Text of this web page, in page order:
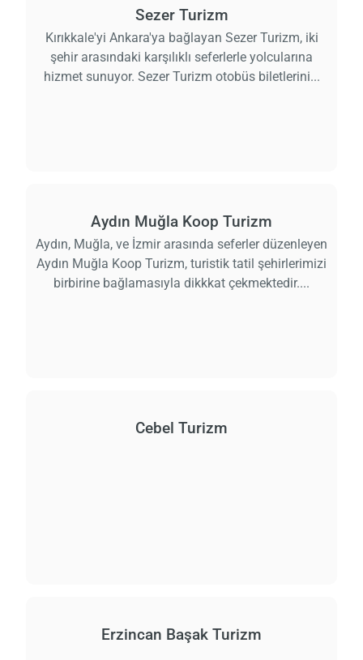
Sezer Turizm
Kırıkkale'yi Ankara'ya bağlayan Sezer Turizm, iki
şehir arasındaki karşılıklı seferlerle yolcularına
hizmet sunuyor. Sezer Turizm otobüs biletlerini...
Aydın Muğla Koop Turizm
Aydın, Muğla, ve İzmir arasında seferler düzenleyen
Aydın Muğla Koop Turizm, turistik tatil şehirlerimizi
birbirine bağlamasıyla dikkkat çekmektedir....
Cebel Turizm
Erzincan Başak Turizm